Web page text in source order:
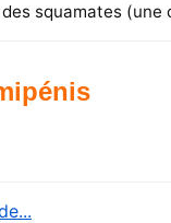
squamates